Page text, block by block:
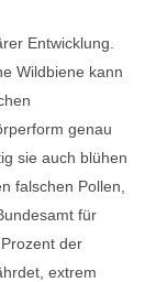
Entwicklung.
Wildbiene kann
genau
sie auch blühen
falschen Pollen,
für
der
extrem